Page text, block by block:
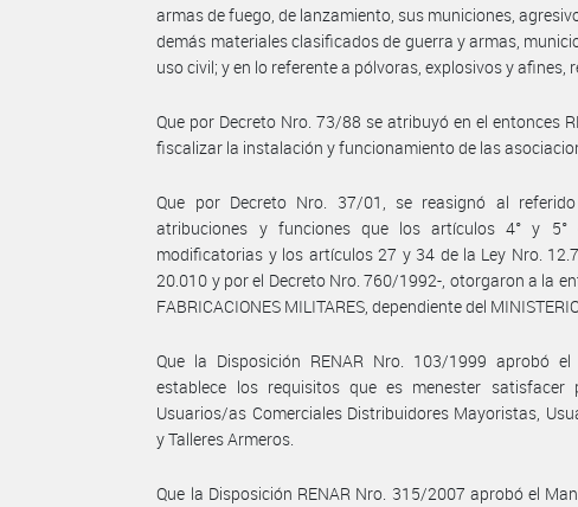
armas de fuego, de lanzamiento, sus municiones,
demás materiales clasificados de guerra y armas,
uso civil; y en lo referente a pólvoras, explosivos y afines,
Que por Decreto Nro. 73/88 se atribuyó en el entonces
fiscalizar la instalación y funcionamiento de las
Que por Decreto Nro. 37/01, se reasignó al
atribuciones y funciones que los artículos 4° y
modificatorias y los artículos 27 y 34 de la Ley Nro.
20.010 y por el Decreto Nro. 760/1992-, otorgaron a la
FABRICACIONES MILITARES, dependiente del
Que la Disposición RENAR Nro. 103/1999 aprobó
establece los requisitos que es menester
Usuarios/as Comerciales Distribuidores Mayoristas,
y Talleres Armeros.
Que la Disposición RENAR Nro. 315/2007 aprobó el